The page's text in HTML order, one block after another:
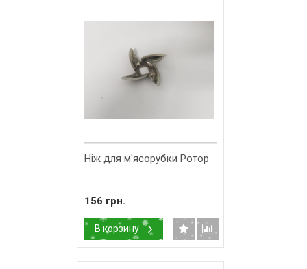
Ніж для м'ясорубки Ротор
156 грн.
В корзину